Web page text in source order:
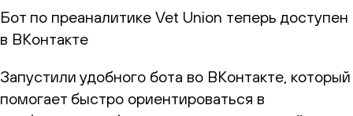
Бот по преаналитике Vet Union теперь доступен
в ВКонтакте
Запустили удобного бота во ВКонтакте, который
помогает быстро ориентироваться в